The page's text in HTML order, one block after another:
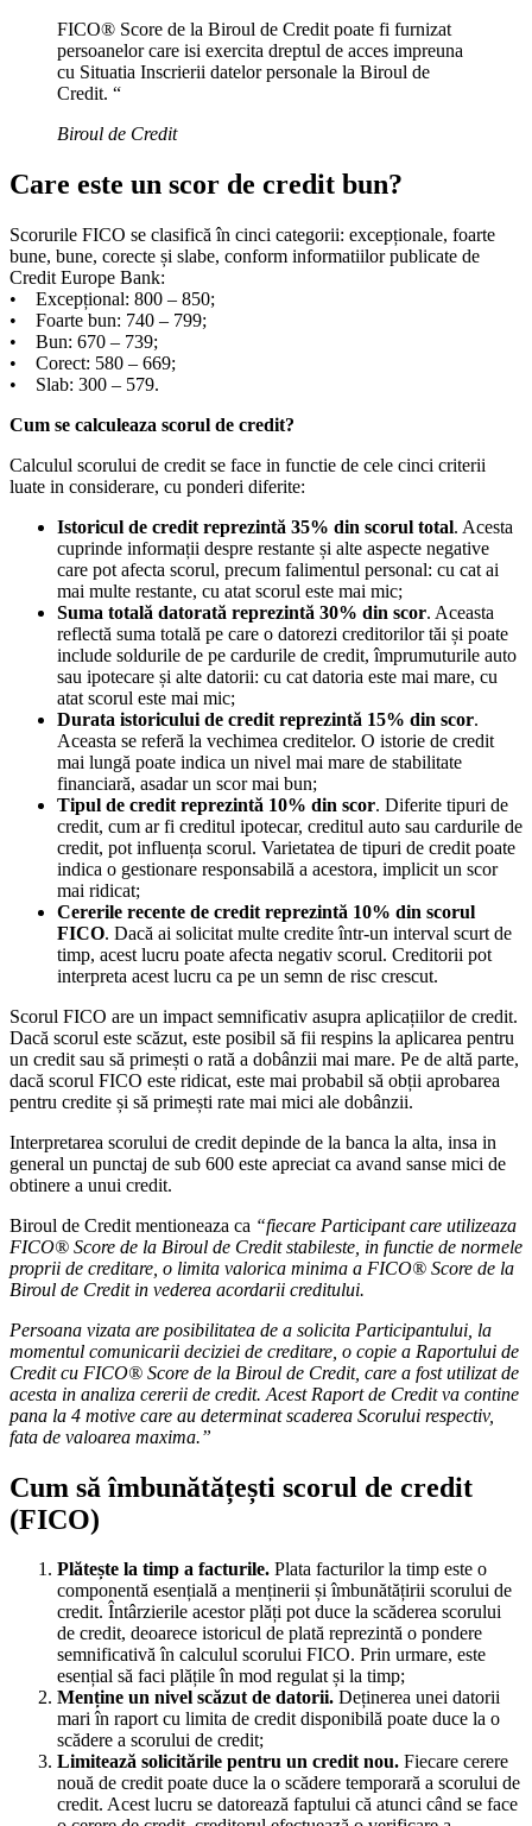
FICO® Score de la Biroul de Credit poate fi furnizat
persoanelor care isi exercita dreptul de acces impreuna
cu Situatia Inscrierii datelor personale la Biroul de
Credit. “
Biroul de Credit
Care este un scor de credit bun?
Scorurile FICO se clasifică în cinci categorii: excepționale, foarte
bune, bune, corecte și slabe, conform informatiilor publicate de
Credit Europe Bank:
• Excepțional: 800 – 850;
• Foarte bun: 740 – 799;
• Bun: 670 – 739;
• Corect: 580 – 669;
• Slab: 300 – 579.
Cum se calculeaza scorul de credit?
Calculul scorului de credit se face in functie de cele cinci criterii
luate in considerare, cu ponderi diferite:
Istoricul de credit reprezintă 35% din scorul total. Acesta
cuprinde informații despre restante și alte aspecte negative
care pot afecta scorul, precum falimentul personal: cu cat ai
mai multe restante, cu atat scorul este mai mic;
Suma totală datorată reprezintă 30% din scor. Aceasta
reflectă suma totală pe care o datorezi creditorilor tăi și poate
include soldurile de pe cardurile de credit, împrumuturile auto
sau ipotecare și alte datorii: cu cat datoria este mai mare, cu
atat scorul este mai mic;
Durata istoricului de credit reprezintă 15% din scor.
Aceasta se referă la vechimea creditelor. O istorie de credit
mai lungă poate indica un nivel mai mare de stabilitate
financiară, asadar un scor mai bun;
Tipul de credit reprezintă 10% din scor. Diferite tipuri de
credit, cum ar fi creditul ipotecar, creditul auto sau cardurile de
credit, pot influența scorul. Varietatea de tipuri de credit poate
indica o gestionare responsabilă a acestora, implicit un scor
mai ridicat;
Cererile recente de credit reprezintă 10% din scorul
FICO. Dacă ai solicitat multe credite într-un interval scurt de
timp, acest lucru poate afecta negativ scorul. Creditorii pot
interpreta acest lucru ca pe un semn de risc crescut.
Scorul FICO are un impact semnificativ asupra aplicațiilor de credit.
Dacă scorul este scăzut, este posibil să fii respins la aplicarea pentru
un credit sau să primești o rată a dobânzii mai mare. Pe de altă parte,
dacă scorul FICO este ridicat, este mai probabil să obții aprobarea
pentru credite și să primești rate mai mici ale dobânzii.
Interpretarea scorului de credit depinde de la banca la alta, insa in
general un punctaj de sub 600 este apreciat ca avand sanse mici de
obtinere a unui credit.
Biroul de Credit mentioneaza ca “fiecare Participant care utilizeaza
FICO® Score de la Biroul de Credit stabileste, in functie de normele
proprii de creditare, o limita valorica minima a FICO® Score de la
Biroul de Credit in vederea acordarii creditului.
Persoana vizata are posibilitatea de a solicita Participantului, la
momentul comunicarii deciziei de creditare, o copie a Raportului de
Credit cu FICO® Score de la Biroul de Credit, care a fost utilizat de
acesta in analiza cererii de credit. Acest Raport de Credit va contine
pana la 4 motive care au determinat scaderea Scorului respectiv,
fata de valoarea maxima.”
Cum să îmbunătățești scorul de credit
(FICO)
Plătește la timp a facturile. Plata facturilor la timp este o
componentă esențială a menținerii și îmbunătățirii scorului de
credit. Întârzierile acestor plăți pot duce la scăderea scorului
de credit, deoarece istoricul de plată reprezintă o pondere
semnificativă în calculul scorului FICO. Prin urmare, este
esențial să faci plățile în mod regulat și la timp;
Menține un nivel scăzut de datorii. Deținerea unei datorii
mari în raport cu limita de credit disponibilă poate duce la o
scădere a scorului de credit;
Limitează solicitările pentru un credit nou. Fiecare cerere
nouă de credit poate duce la o scădere temporară a scorului de
credit. Acest lucru se datorează faptului că atunci când se face